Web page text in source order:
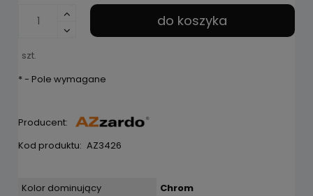
szt.
do koszyka
*- Pole wymagane
Producent:
Kod produktu: AZ3426
Kolor dominujący
Chrom